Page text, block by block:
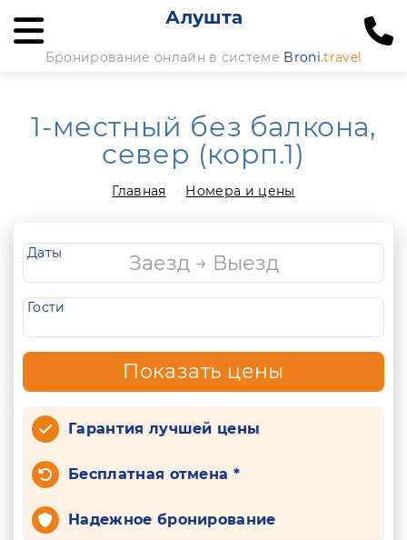
Алушта
Бронирование онлайн в системе Broni.travel
1-местный без балкона,
север (корп.1)
Главная Номера и цены
Даты
Гости
Показать цены
Гарантия лучшей цены
Бесплатная отмена *
Надежное бронирование